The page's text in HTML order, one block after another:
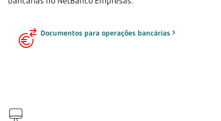
Documentos para operações bancárias